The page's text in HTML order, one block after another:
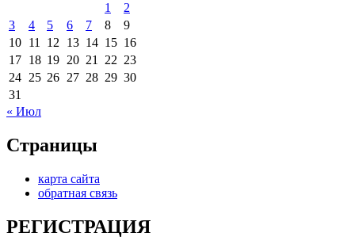
1
2
3
4 5 6 7 8
9
10 11 12 13 14 15 16
17 18 19 20 21 22 23
24 25 26 27 28 29 30
31
« Июл
Страницы
карта сайта
обратная связь
РЕГИСТРАЦИЯ